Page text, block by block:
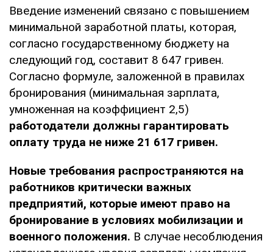
Введение изменений связано с повышением
минимальной заработной платы, которая,
согласно государственному бюджету на
следующий год, составит 8 647 гривен.
Согласно формуле, заложенной в правилах
бронирования (минимальная зарплата,
умноженная на коэффициент 2,5)
работодатели должны гарантировать
оплату труда не ниже 21 617 гривен.
Новые требования распространяются на
работников критически важных
предприятий, которые имеют право на
бронирование в условиях мобилизации и
военного положения. В случае несоблюдения